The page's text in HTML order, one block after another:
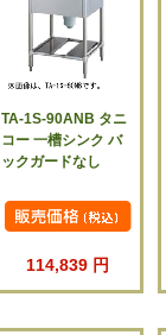
TA-1S-90ANB タニ
コー 一槽シンク バ
ックガードなし
114,839 円